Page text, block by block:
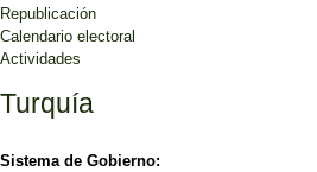
Republicación
Calendario electoral
Actividades
Turquía
Sistema de Gobierno: